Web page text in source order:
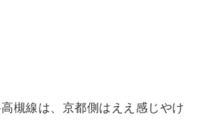
槻線は、京都側はええ感じやけ